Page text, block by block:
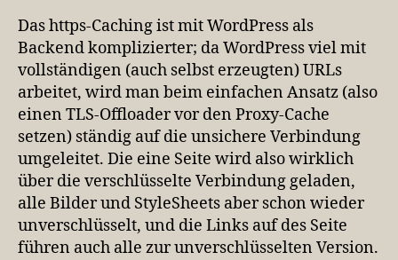
Das https-Caching ist mit WordPress als
Backend komplizierter; da WordPress viel mit
vollständigen (auch selbst erzeugten) URLs
arbeitet, wird man beim einfachen Ansatz (also
einen TLS-Offloader vor den Proxy-Cache
setzen) ständig auf die unsichere Verbindung
umgeleitet. Die eine Seite wird also wirklich
über die verschlüsselte Verbindung geladen,
alle Bilder und StyleSheets aber schon wieder
unverschlüsselt, und die Links auf des Seite
führen auch alle zur unverschlüsselten Version.